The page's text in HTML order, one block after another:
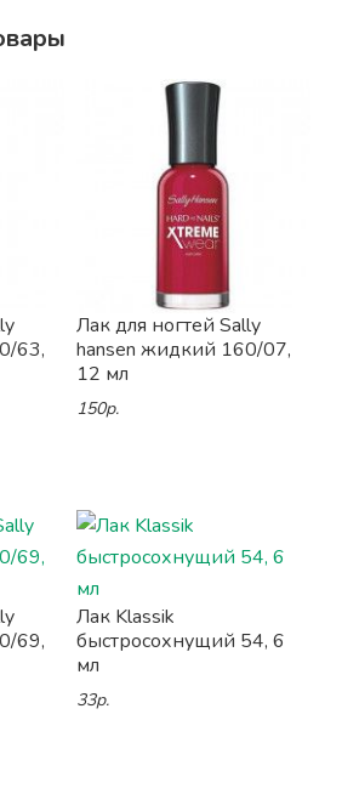
63,
Лак для ногтей Sally
hansen жидкий 160/07,
12 мл
150р.
69,
Лак Klassik
быстросохнущий 54, 6
мл
33р.